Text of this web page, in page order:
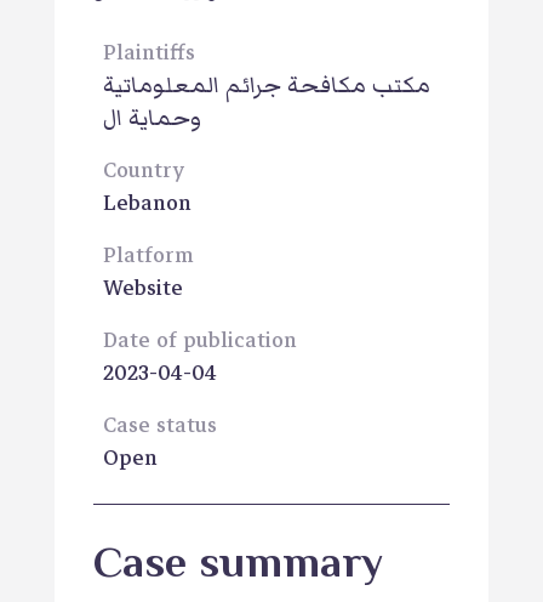
Plaintiffs
مكتب مكافحة جرائم المعلوماتية
وحماية ال
Country
Lebanon
Platform
Website
Date of publication
2023-04-04
Case status
Open
Case summary